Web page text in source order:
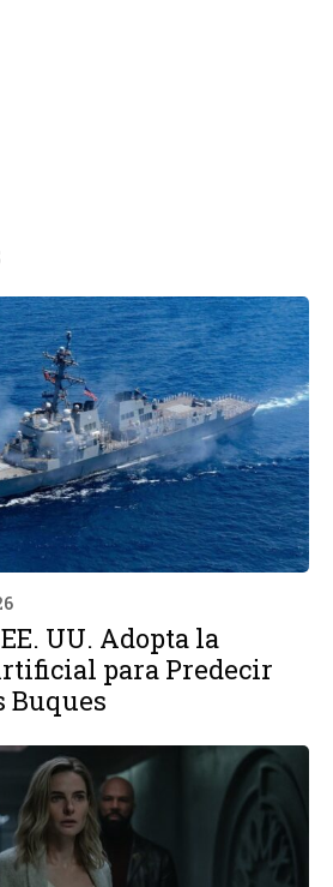
UU. Adopta la
para Predecir
Buques